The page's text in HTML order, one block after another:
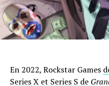
En 2022, Rockstar Games
Series X et Series S de